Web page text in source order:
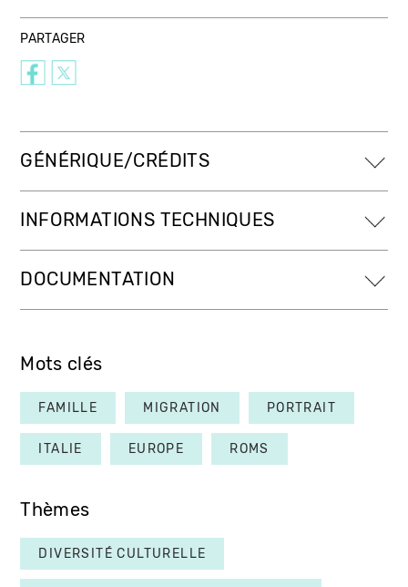
PARTAGER
GÉNÉRIQUE/CRÉDITS
INFORMATIONS TECHNIQUES
DOCUMENTATION
Mots clés
FAMILLE MIGRATION PORTRAIT
ITALIE EUROPE ROMS
Thèmes
DIVERSITÉ CULTURELLE